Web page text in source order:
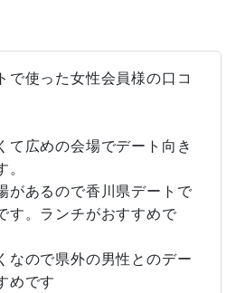
で使った女性会員様の口コ
て広めの会場でデート向き
があるので香川県デートで
す。ランチがおすすめで
なので県外の男性とのデー
めです